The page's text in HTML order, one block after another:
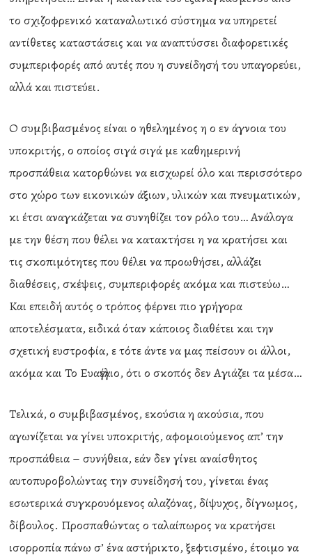
το σχιζοφρενικό καταναλωτικό σύστημα να υπηρετεί
αντίθετες καταστάσεις και να αναπτύσσει διαφορετικές
συμπεριφορές από αυτές που η συνείδησή του υπαγορεύει,
αλλά και πιστεύει.
Ο συμβιβασμένος είναι ο ηθελημένος η ο εν άγνοια του
υποκριτής, ο οποίος σιγά σιγά με καθημερινή
προσπάθεια κατορθώνει να εισχωρεί όλο και περισσότερο
στο χώρο των εικονικών άξιων, υλικών και πνευματικών,
κι έτσι αναγκάζεται να συνηθίζει τον ρόλο του… Ανάλογα
με την θέση που θέλει να κατακτήσει η να κρατήσει και
τις σκοπιμότητες που θέλει να προωθήσει, αλλάζει
διαθέσεις, σκέψεις, συμπεριφορές ακόμα και πιστεύω…
Και επειδή αυτός ο τρόπος φέρνει πιο γρήγορα
αποτελέσματα, ειδικά όταν κάποιος διαθέτει και την
σχετική ευστροφία, ε τότε άντε να μας πείσουν οι άλλοι,
ακόμα και Το Ευαγγέλιο, ότι ο σκοπός δεν Αγιάζει τα μέσα…
Τελικά, ο συμβιβασμένος, εκούσια η ακούσια, που
αγωνίζεται να γίνει υποκριτής, αφομοιούμενος απ’ την
προσπάθεια – συνήθεια, εάν δεν γίνει αναίσθητος
αυτοπυροβολώντας την συνείδησή του, γίνεται ένας
εσωτερικά συγκρουόμενος αλαζόνας, δίψυχος, δίγνωμος,
δίβουλος. Προσπαθώντας ο ταλαίπωρος να κρατήσει
ισορροπία πάνω σ’ ένα αστήρικτο, ξεφτισμένο, έτοιμο να